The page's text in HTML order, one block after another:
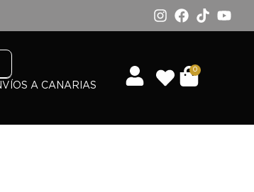
A CANARIAS
0